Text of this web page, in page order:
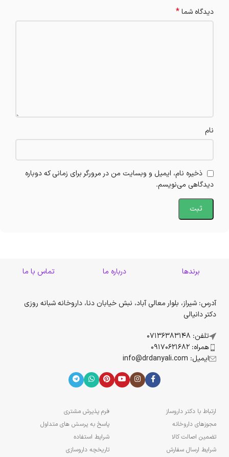
دیدگاه شما*
نام
ذخیره نام، ایمیل و وبسایت من در مرورگر برای زمانی که دوباره
دیدگاهی می‌نویسم.
برندها درباره ما تماس با ما
آدرس: شیراز، بلوار معالی آباد، نبش خیابان دنا، داروخانه شبانه روزی
دکتر دانیالی
تلفن: 07136383148
همراه: 09170621682
ایمیل: info@drdanyali.com
ارتباط با دکتر داروساز
مجوزهای داروخانه
تضمین اصالت کالا
شرایط ارسال سفارش
فرم پذیرش مشتری
پاسخ به پرسش های متداول
شرایط استفاده
تاریخچه داروسازی